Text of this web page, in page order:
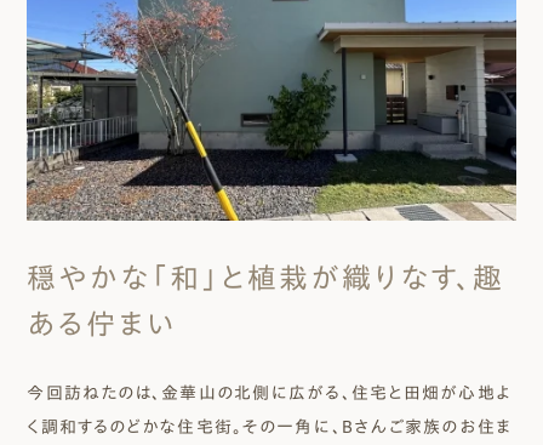
穏やかな「和」と植栽が織りなす、趣
ある佇まい
今回訪ねたのは、金華山の北側に広がる、住宅と田畑が心地よ
く調和するのどかな住宅街。その一角に、Bさんご家族のお住ま